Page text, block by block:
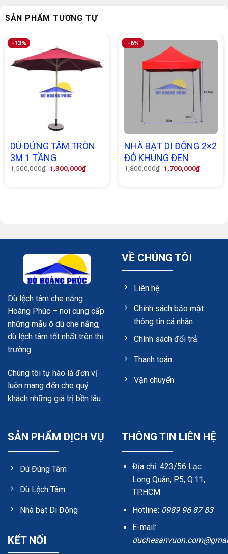
SẢN PHẨM TƯƠNG TỰ
-13%
DÙ ĐỨNG TÂM TRÒN
3M 1 TẦNG
1,500,000₫ Giá
gốc
1,300,000₫Giá
hiện
-6%
NHÀ BẠT DI ĐỘNG 2×2
ĐỎ KHUNG ĐEN
1,800,000₫ Giá
gốc
1,700,000₫Giá
hiện
Dù lệch tâm che nắng
Hoàng Phúc – nơi cung cấp
những mẫu ô dù che nắng,
dù lệch tâm tốt nhất trên thị
trường.
Chúng tôi tự hào là đơn vị
luôn mang đến cho quý
khách những giá trị bền lâu.
VỀ CHÚNG TÔI
Liên hệ
Chính sách bảo mật
thông tin cá nhân
Chính sách đổi trả
Thanh toán
Vận chuyển
SẢN PHẨM DỊCH VỤ
Dù Đúng Tâm
Dù Lệch Tâm
Nhà bạt Di Động
KẾT NỐI
THÔNG TIN LIÊN HỆ
Địa chỉ: 423/56 Lạc
Long Quân, P.5, Q.11,
TP.HCM
Hotline: 0989 96 87 83
E-mail: